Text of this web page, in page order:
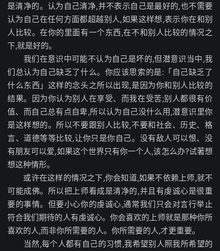
是清净的。认为自己清净,并不表示自己是最好的,也不需要
认为自己在任何方面都超越别人,如果这样想,表示你在和别
人比较。在你的里面有一个东西,在不和别人比较的情况之
下,就是好的。
我们在意识中可能不认为自己是坏的,但潜意识当中,我
们总认为自己缺乏了什么。你应该思索的是:「自己缺乏了
什么东西」这样的念头之所以出现,是因为你和别人比较的
结果。因为你认为别人在享受、而我在受苦;别人都很有价
值、而自己总有点自卑,所以认为自己没什么用,潜意识里你
是这样想的。所以不要跟别人比较,不要和社会、历史、格
言、道德等等比较,让你只是你自己。没有敌人可以恨、没
有朋友可以爱,如果这个世界只有你一个人,该怎么办?试著想
想这种情形。
或许在这样的情况之下,你会知道,如果不依赖上师,就不
可能成佛。所以把上师看成是清净的,并且有虔诚心是很重
要的事情。但要小心你的虔诚心,通常我们只会对言行举止
符合我们期待的人有虔诚心。你会喜欢的上师就是那种你所
喜欢的人,而非你所需要的人。你所需要的人,才更重要。
当然,每个人都有自己的习惯,我希望别人照我所希望的